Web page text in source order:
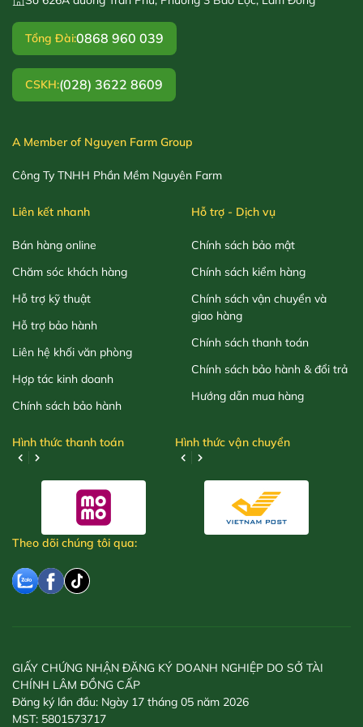
Tổng Đài:0868 960 039
CSKH:(028) 3622 8609
A Member of Nguyen Farm Group
Công Ty TNHH Phần Mềm Nguyên Farm
Liên kết nhanh
Bán hàng online
Chăm sóc khách hàng
Hỗ trợ kỹ thuật
Hỗ trợ bảo hành
Liên hệ khối văn phòng
Hợp tác kinh doanh
Chính sách bảo hành
Hỗ trợ - Dịch vụ
Chính sách bảo mật
Chính sách kiểm hàng
Chính sách vận chuyển và
giao hàng
Chính sách thanh toán
Chính sách bảo hành & đổi trả
Hướng dẫn mua hàng
Hình thức thanh toán Hình thức vận chuyển
Theo dõi chúng tôi qua:
GIẤY CHỨNG NHẬN ĐĂNG KÝ DOANH NGHIỆP DO SỞ TÀI
CHÍNH LÂM ĐỒNG CẤP
Đăng ký lần đầu: Ngày 17 tháng 05 năm 2026
MST: 5801573717